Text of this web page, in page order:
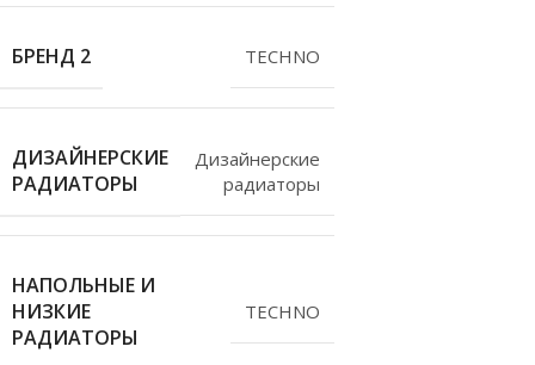
БРЕНД 2 TECHNO
ДИЗАЙНЕРСКИЕ
РАДИАТОРЫ
Дизайнерские
радиаторы
НАПОЛЬНЫЕ И
НИЗКИЕ
РАДИАТОРЫ
TECHNO